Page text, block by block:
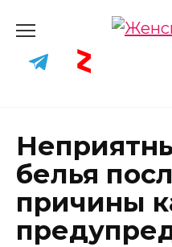
content
белья
причины